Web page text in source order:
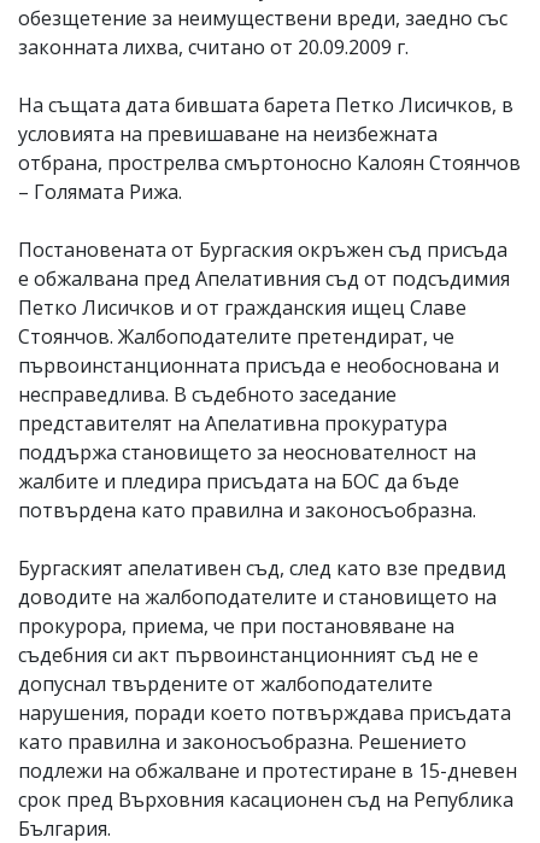
обезщетение за неимуществени вреди, заедно със
законната лихва, считано от 20.09.2009 г.
На същата дата бившата барета Петко Лисичков, в
условията на превишаване на неизбежната
отбрана, прострелва смъртоносно Калоян Стоянчов
– Голямата Рижа.
Постановената от Бургаския окръжен съд присъда
е обжалвана пред Апелативния съд от подсъдимия
Петко Лисичков и от гражданския ищец Славе
Стоянчов. Жалбоподателите претендират, че
първоинстанционната присъда е необоснована и
несправедлива. В съдебното заседание
представителят на Апелативна прокуратура
поддържа становището за неоснователност на
жалбите и пледира присъдата на БОС да бъде
потвърдена като правилна и законосъобразна.
Бургаският апелативен съд, след като взе предвид
доводите на жалбоподателите и становището на
прокурора, приема, че при постановяване на
съдебния си акт първоинстанционният съд не е
допуснал твърдените от жалбоподателите
нарушения, поради което потвърждава присъдата
като правилна и законосъобразна. Решението
подлежи на обжалване и протестиране в 15-дневен
срок пред Върховния касационен съд на Република
България.